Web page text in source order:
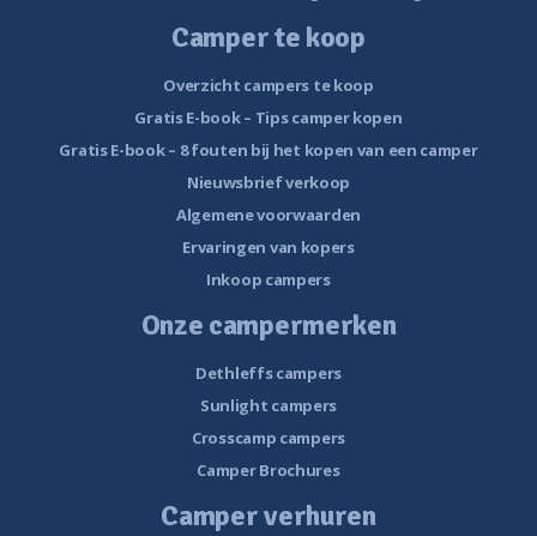
Camper te koop
Overzicht campers te koop
Gratis E-book – Tips camper kopen
Gratis E-book – 8 fouten bij het kopen van een camper
Nieuwsbrief verkoop
Algemene voorwaarden
Ervaringen van kopers
Inkoop campers
Onze campermerken
Dethleffs campers
Sunlight campers
Crosscamp campers
Camper Brochures
Camper verhuren